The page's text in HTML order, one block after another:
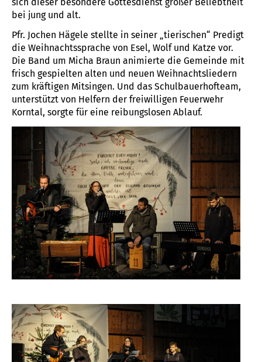
bei jung und alt.
Pfr. Jochen Hägele stellte in seiner „tierischen“ Predigt
die Weihnachtssprache von Esel, Wolf und Katze vor.
Die Band um Micha Braun animierte die Gemeinde mit
frisch gespielten alten und neuen Weihnachtsliedern
zum kräftigen Mitsingen. Und das Schulbauerhofteam,
unterstützt von Helfern der freiwilligen Feuerwehr
Korntal, sorgte für eine reibungslosen Ablauf.